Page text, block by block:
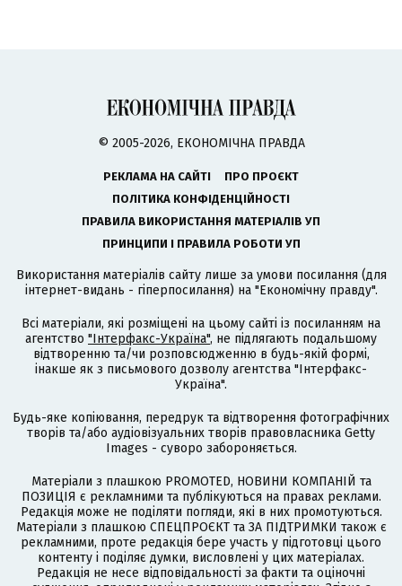
© 2005-2026, ЕКОНОМІЧНА ПРАВДА
РЕКЛАМА НА САЙТІ
ПРО ПРОЄКТ
ПОЛІТИКА КОНФІДЕНЦІЙНОСТІ
ПРАВИЛА ВИКОРИСТАННЯ МАТЕРІАЛІВ УП
ПРИНЦИПИ І ПРАВИЛА РОБОТИ УП
Використання матеріалів сайту лише за умови посилання (для
інтернет-видань - гіперпосилання) на "Економічну правду".
Всі матеріали, які розміщені на цьому сайті із посиланням на
агентство "Інтерфакс-Україна", не підлягають подальшому
відтворенню та/чи розповсюдженню в будь-якій формі,
інакше як з письмового дозволу агентства "Інтерфакс-
Україна".
Будь-яке копіювання, передрук та відтворення фотографічних
творів та/або аудіовізуальних творів правовласника Getty
Images - суворо забороняється.
Матеріали з плашкою PROMOTED, НОВИНИ КОМПАНІЙ та
ПОЗИЦІЯ є рекламними та публікуються на правах реклами.
Редакція може не поділяти погляди, які в них промотуються.
Матеріали з плашкою СПЕЦПРОЄКТ та ЗА ПІДТРИМКИ також є
рекламними, проте редакція бере участь у підготовці цього
контенту і поділяє думки, висловлені у цих матеріалах.
Редакція не несе відповідальності за факти та оціночні